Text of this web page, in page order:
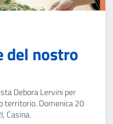
del nostro
Debora Lervini per
territorio. Domenica 20
Casina.